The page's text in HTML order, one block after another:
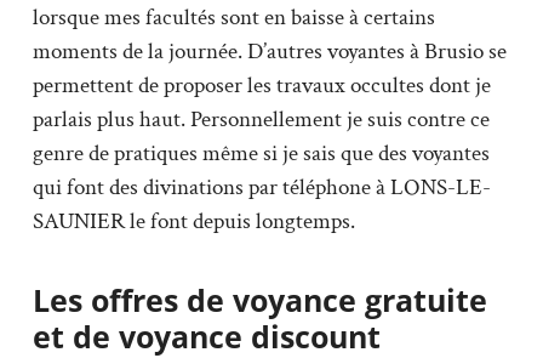
lorsque mes facultés sont en baisse à certains
moments de la journée. D’autres voyantes à Brusio se
permettent de proposer les travaux occultes dont je
parlais plus haut. Personnellement je suis contre ce
genre de pratiques même si je sais que des voyantes
qui font des divinations par téléphone à LONS-LE-
SAUNIER le font depuis longtemps.
Les offres de voyance gratuite
et de voyance discount